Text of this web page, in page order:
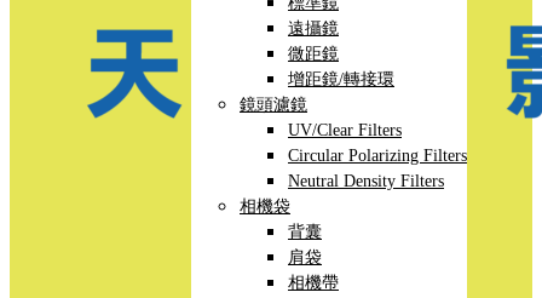
遠攝鏡
微距鏡
增距鏡/轉接環
鏡頭濾鏡
UV/Clear Filters
Circular Polarizing Filters
Neutral Density Filters
相機袋
背囊
肩袋
相機帶